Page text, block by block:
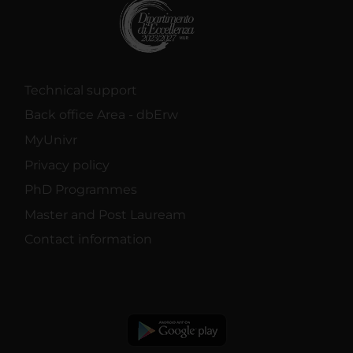
Technical support
Back office Area - dbErw
MyUnivr
Privacy policy
PhD Programmes
Master and Post Lauream
Contact information